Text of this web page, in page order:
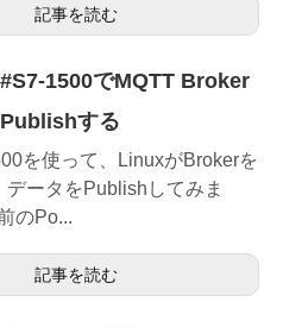
記事を読む
1500でMQTT Broker
する
を使って、LinuxがBrokerを
データをPublishしてみま
のPo...
記事を読む